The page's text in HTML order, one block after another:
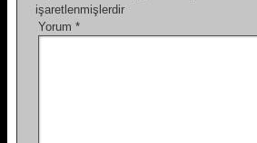
işaretlenmişlerdir
Yorum *